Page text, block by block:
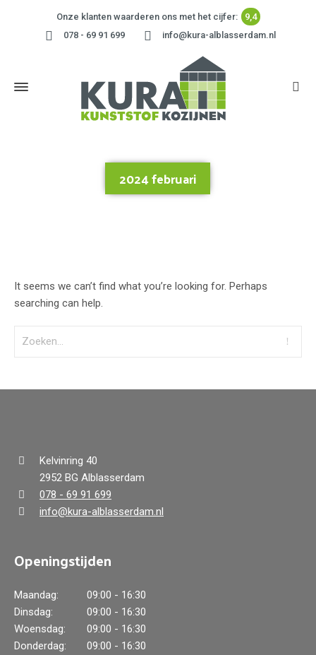
Onze klanten waarderen ons met het cijfer:
9,4
078 - 69 91 699
info@kura-alblasserdam.nl
2024 februari
It seems we can’t find what you’re looking for. Perhaps
searching can help.
Kelvinring 40
2952 BG Alblasserdam
078 - 69 91 699
info@kura-alblasserdam.nl
Openingstijden
Maandag:
09:00 - 16:30
Dinsdag:
09:00 - 16:30
Woensdag:
09:00 - 16:30
Donderdag:
09:00 - 16:30